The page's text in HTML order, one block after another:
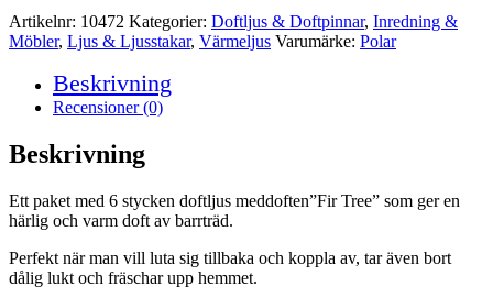
Artikelnr: 10472 Kategorier: Doftljus & Doftpinnar, Inredning &
Möbler, Ljus & Ljusstakar, Värmeljus Varumärke: Polar
Beskrivning
Recensioner (0)
Beskrivning
Ett paket med 6 stycken doftljus meddoften”Fir Tree” som ger en
härlig och varm doft av barrträd.
Perfekt när man vill luta sig tillbaka och koppla av, tar även bort
dålig lukt och fräschar upp hemmet.